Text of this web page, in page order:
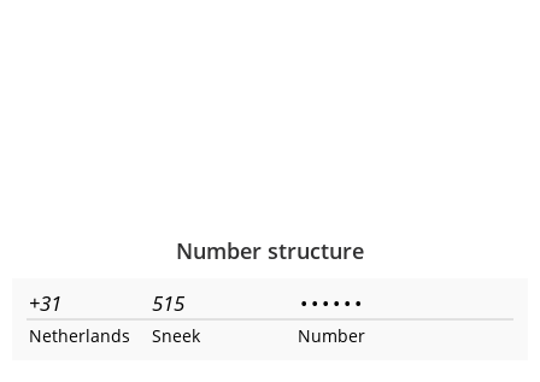
Number structure
+31 515 • • • • • •
Netherlands Sneek Number